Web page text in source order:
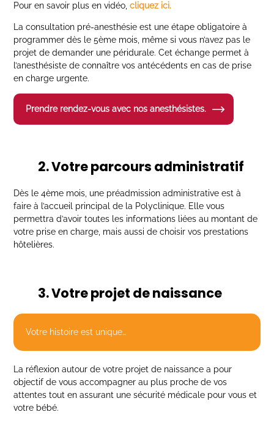
Pour en savoir plus en vidéo,cliquez ici.
La consultation pré-anesthésie est une étape obligatoire à
programmer dès le 5ème mois, même si vous n’avez pas le
projet de demander une péridurale. Cet échange permet à
l’anesthésiste de connaître vos antécédents en cas de prise
en charge urgente.
Prendre rendez-vous avec nos anesthésistes.
2. Votre parcours administratif
Dès le 4ème mois, une préadmission administrative est à
faire à l’accueil principal de la Polyclinique. Elle vous
permettra d’avoir toutes les informations liées au montant de
votre prise en charge, mais aussi de choisir vos prestations
hôtelières.
3. Votre projet de naissance
Votre histoire est unique…
La réflexion autour de votre projet de naissance a pour
objectif de vous accompagner au plus proche de vos
attentes tout en assurant une sécurité médicale pour vous et
votre bébé.